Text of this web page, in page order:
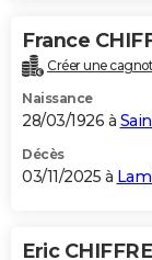
France
Créer une
Naissance
28/03/1926 à
Décès
03/11/2025 à
Eric CHIFFRE